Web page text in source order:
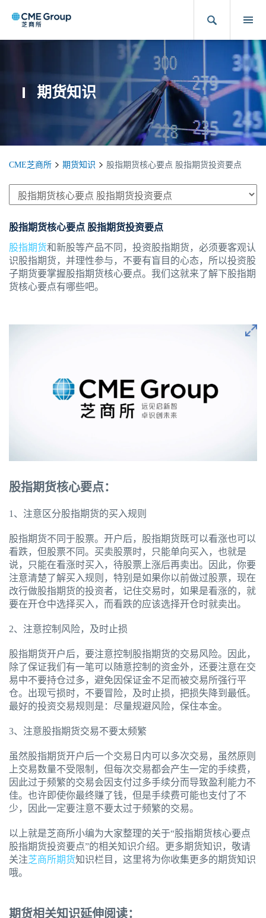
期货知识
CME芝商所 期货知识 股指期货核心要点 股指期货投资要点
股指期货核心要点 股指期货投资要点
股指期货和新股等产品不同，投资股指期货，必须要客观认
识股指期货，并理性参与，不要有盲目的心态，所以投资股
子期货要掌握股指期货核心要点。我们这就来了解下股指期
货核心要点有哪些吧。
股指期货核心要点：
1、注意区分股指期货的买入规则
股指期货不同于股票。开户后，股指期货既可以看涨也可以
看跌，但股票不同。买卖股票时，只能单向买入，也就是
说，只能在看涨时买入，待股票上涨后再卖出。因此，你要
注意清楚了解买入规则，特别是如果你以前做过股票，现在
改行做股指期货的投资者，记住交易时，如果是看涨的，就
要在开仓中选择买入，而看跌的应该选择开仓时就卖出。
2、注意控制风险，及时止损
股指期货开户后，要注意控制股指期货的交易风险。因此，
除了保证我们有一笔可以随意控制的资金外，还要注意在交
易中不要持仓过多，避免因保证金不足而被交易所强行平
仓。出现亏损时，不要冒险，及时止损，把损失降到最低。
最好的投资交易规则是：尽量规避风险，保住本金。
3、注意股指期货交易不要太频繁
虽然股指期货开户后一个交易日内可以多次交易，虽然原则
上交易数量不受限制，但每次交易都会产生一定的手续费，
因此过于频繁的交易会因支付过多手续分而导致盈利能力不
佳。也许即使你最终赚了钱，但是手续费可能也支付了不
少，因此一定要注意不要太过于频繁的交易。
以上就是芝商所小编为大家整理的关于“股指期货核心要点
股指期货投资要点”的相关知识介绍。更多期货知识，敬请
关注芝商所期货知识栏目，这里将为你收集更多的期货知识
哦。
期货相关知识延伸阅读：